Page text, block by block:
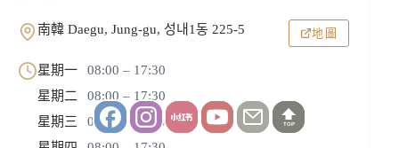
南韓 Daegu, Jung-gu, 성내1동 225-5 地圖
星期一
08:00 – 17:30
星期二
08:00 – 17:30
星期三
08:00 – 17:30
TOP